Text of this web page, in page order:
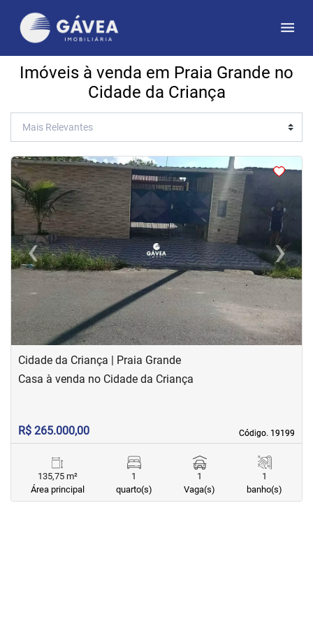
Imóveis à venda em Praia Grande no
Cidade da Criança
<<<<
‹Previous ›Next
Cidade da Criança | Praia Grande
Código. 19199
Código. 19199
Casa à venda no Cidade da Criança
R$ 265.000,00
135,75 m²
Área principal
1
quarto(s)
1
Vaga(s)
1
banho(s)